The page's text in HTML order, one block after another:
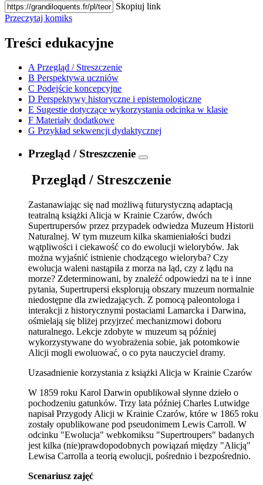
Skopiuj link
Przeczytaj komiks
Treści edukacyjne
APrzegląd / Streszczenie
B Perspektywa uczniów
C Podejście koncepcyjne
D Perspektywy historyczne i epistemologiczne
E Sugestie dotyczące wykorzystania odcinka w klasie
F Materiały dodatkowe
G Przykład sekwencji dydaktycznej
Przegląd / Streszczenie
Przegląd / Streszczenie
Zastanawiając się nad możliwą futurystyczną adaptacją
teatralną książki Alicja w Krainie Czarów, dwóch
Supertrupersów przez przypadek odwiedza Muzeum Historii
Naturalnej. W tym muzeum kilka skamieniałości budzi
wątpliwości i ciekawość co do ewolucji wielorybów. Jak
można wyjaśnić istnienie chodzącego wieloryba? Czy
ewolucja waleni nastąpiła z morza na ląd, czy z lądu na
morze? Zdeterminowani, by znaleźć odpowiedzi na te i inne
pytania, Supertrupersi eksplorują obszary muzeum normalnie
niedostępne dla zwiedzających. Z pomocą paleontologa i
interakcji z historycznymi postaciami Lamarcka i Darwina,
ośmielają się bliżej przyjrzeć mechanizmowi doboru
naturalnego. Lekcje zdobyte w muzeum są później
wykorzystywane do wyobrażenia sobie, jak potomkowie
Alicji mogli ewoluować, o co pyta nauczyciel dramy.
Uzasadnienie korzystania z książki Alicja w Krainie Czarów
W 1859 roku Karol Darwin opublikował słynne dzieło o
pochodzeniu gatunków. Trzy lata później Charles Lutwidge
napisał Przygody Alicji w Krainie Czarów, które w 1865 roku
zostały opublikowane pod pseudonimem Lewis Carroll. W
odcinku "Ewolucja" webkomiksu "Supertroupers" badanych
jest kilka (nie)prawdopodobnych powiązań między "Alicją"
Lewisa Carrolla a teorią ewolucji, pośrednio i bezpośrednio.
Scenariusz zajęć